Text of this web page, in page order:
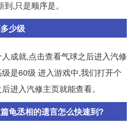
,只是顺序是。
少级
成就,点击查看气球之后进入汽修
是60级 进入游戏中,我们打开个
进入汽修主页就能查看。
龟丞相的遗言怎么快速到?